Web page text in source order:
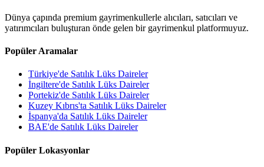
Dünya çapında premium gayrimenkullerle alıcıları, satıcıları ve
yatırımcıları buluşturan önde gelen bir gayrimenkul platformuyuz.
Popüler Aramalar
Türkiye'de Satılık Lüks Daireler
İngiltere'de Satılık Lüks Daireler
Portekiz'de Satılık Lüks Daireler
Kuzey Kıbrıs'ta Satılık Lüks Daireler
İspanya'da Satılık Lüks Daireler
BAE'de Satılık Lüks Daireler
Popüler Lokasyonlar